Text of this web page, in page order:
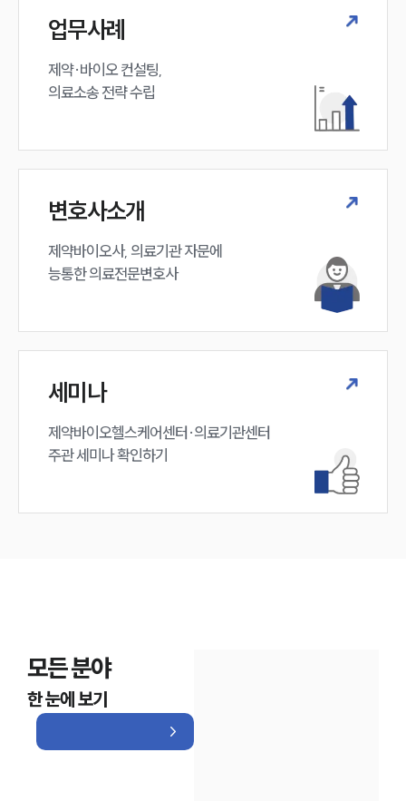
업무사례
제약·바이오 컨설팅,
의료소송 전략 수립
변호사소개
제약바이오사, 의료기관 자문에
능통한 의료전문변호사
세미나
제약바이오헬스케어센터·의료기관센터
주관 세미나 확인하기
모든 분야
한 눈에 보기